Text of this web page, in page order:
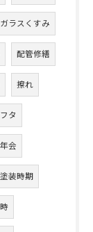
ガラスくすみ
配管修繕
擦れ
タ
会
塗装時期